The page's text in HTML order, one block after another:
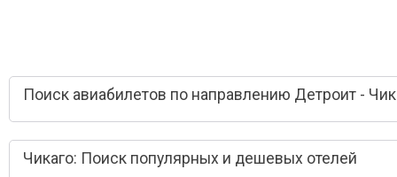
Поиск авиабилетов по направлению Детроит -
Чикаго: Поиск популярных и дешевых отелей